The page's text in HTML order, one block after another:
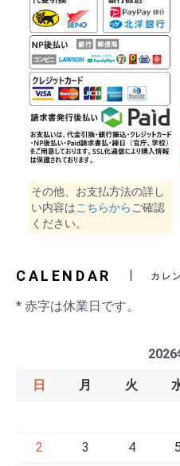
その他、お支払方法の詳し
い内容はこちらから ご確認
ください。
CALENDAR カレ
* 赤字は休業日です。
2026
日 月 火
2 3 4 5